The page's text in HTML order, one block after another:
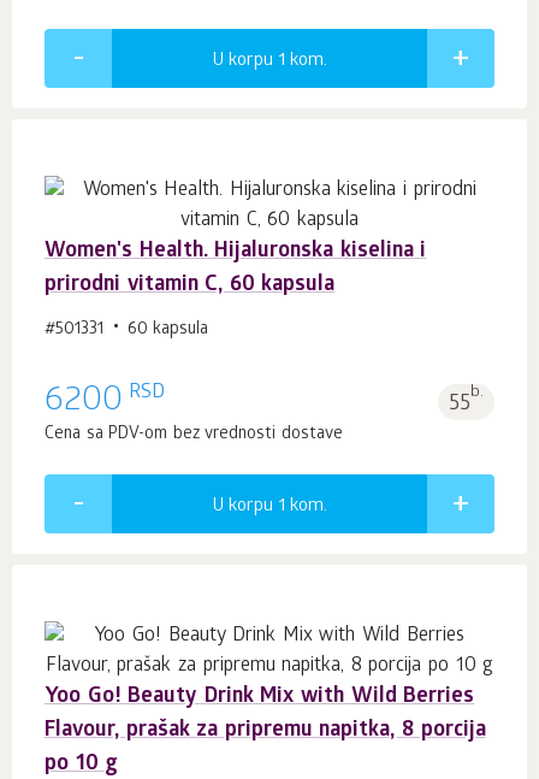
U korpu 1 kom.
Women's Health. Hijaluronska kiselina i
prirodni vitamin C, 60 kapsula
#501331 60 kapsula
6200 RSD 55b.
Cena sa PDV-om bez vrednosti dostave
U korpu 1 kom.
Yoo Gо! Beauty Drink Mix with Wild Berries
Flavour, prašak za pripremu napitka, 8 porcija
po 10 g